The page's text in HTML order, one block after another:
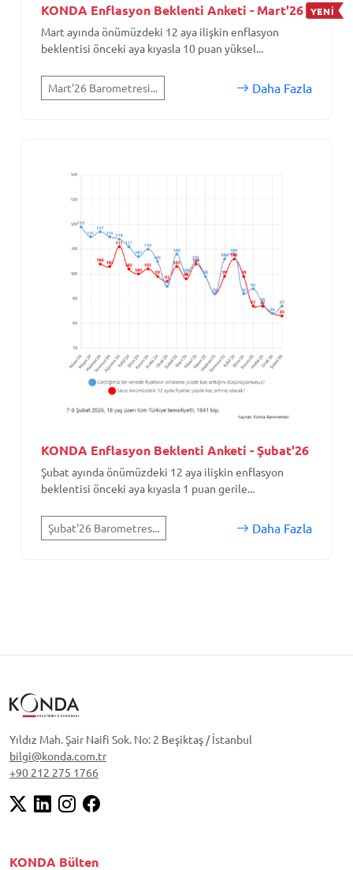
KONDA Enflasyon Beklenti Anketi - Mart'26 YENİ
Mart ayında önümüzdeki 12 aya ilişkin enflasyon
beklentisi önceki aya kıyasla 10 puan yüksel...
Mart'26 Barometresi... Daha Fazla
KONDA Enflasyon Beklenti Anketi - Şubat'26
Şubat ayında önümüzdeki 12 aya ilişkin enflasyon
beklentisi önceki aya kıyasla 1 puan gerile...
Şubat'26 Barometres... Daha Fazla
Yıldız Mah. Şair Naifi Sok. No: 2 Beşiktaş / İstanbul
bilgi@konda.com.tr
+90 212 275 1766
KONDA Bülten